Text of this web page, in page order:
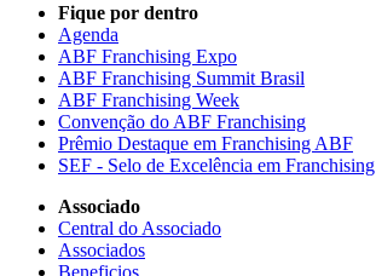
Fique por dentro
Agenda
ABF Franchising Expo
ABF Franchising Summit Brasil
ABF Franchising Week
Convenção do ABF Franchising
Prêmio Destaque em Franchising ABF
SEF - Selo de Excelência em Franchising
Associado
Central do Associado
Associados
Beneficios